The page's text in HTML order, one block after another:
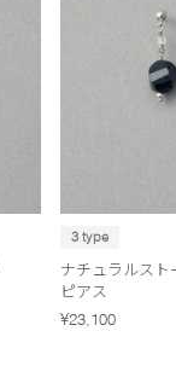
3 type
ナチュラルスト
ピアス
¥23,100